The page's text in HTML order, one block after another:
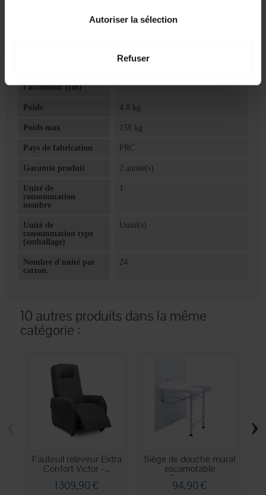
Autoriser la sélection
Refuser
l'accoudoir (cm)
Poids 4.8 kg
Poids max 158 kg
Pays de fabrication PRC
Garantie produit 2 année(s)
Unité de
consommation
nombre
Unité de
consommation type
(emballage)
Unité(s)
Nombre d'unité par
carton.
24
10 autres produits dans la même
catégorie :
Fauteuil releveur Extra
Confort Victor -...
1 309,90 €
Siège de douche mural
escamotable
Sansibar...
94,90 €
›